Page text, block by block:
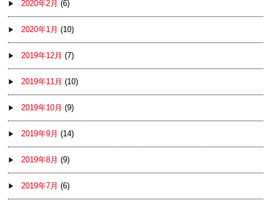
2020年2月 (6)
2020年1月 (10)
2019年12月 (7)
2019年11月 (10)
2019年10月 (9)
2019年9月 (14)
2019年8月 (9)
2019年7月 (6)